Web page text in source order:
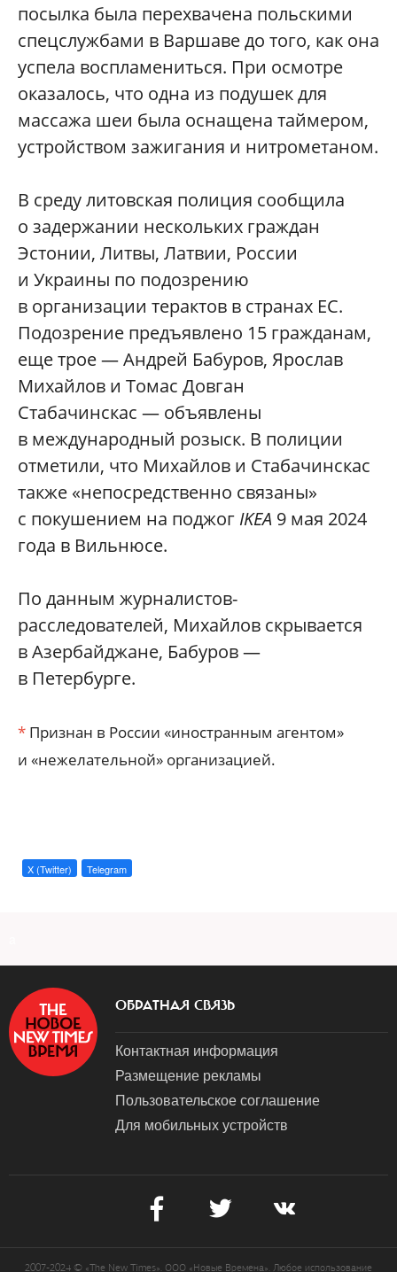
посылка была перехвачена польскими
спецслужбами в Варшаве до того, как она
успела воспламениться. При осмотре
оказалось, что одна из подушек для
массажа шеи была оснащена таймером,
устройством зажигания и нитрометаном.
В среду литовская полиция сообщила
о задержании нескольких граждан
Эстонии, Литвы, Латвии, России
и Украины по подозрению
в организации терактов в странах ЕС.
Подозрение предъявлено 15 гражданам,
еще трое — Андрей Бабуров, Ярослав
Михайлов и Томас Довган
Стабачинскас — объявлены
в международный розыск. В полиции
отметили, что Михайлов и Стабачинскас
также «непосредственно связаны»
с покушением на поджог IKEA 9 мая 2024
года в Вильнюсе.
По данным журналистов-
расследователей, Михайлов скрывается
в Азербайджане, Бабуров —
в Петербурге.
* Признан в России «иностранным агентом»
и «нежелательной» организацией.
X (Twitter) Telegram
ОБРАТНАЯ СВЯЗЬ
Контактная информация
Размещение рекламы
Пользовательское соглашение
Для мобильных устройств
2007-2024 © «The New Times». ООО «Новые Времена». Любое использование